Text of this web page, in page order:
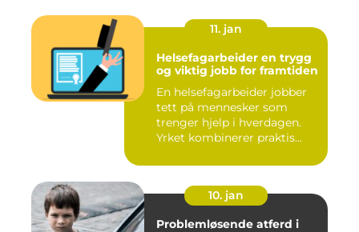
11. jan
Helsefagarbeider en trygg
og viktig jobb for framtiden
En helsefagarbeider jobber
tett på mennesker som
trenger hjelp i hverdagen.
Yrket kombinerer praktis...
10. jan
Problemløsende atferd i